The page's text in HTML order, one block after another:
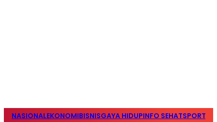
NASIONALEKONOMIBISNISGAYA HIDUPINFO SEHATSPORTS